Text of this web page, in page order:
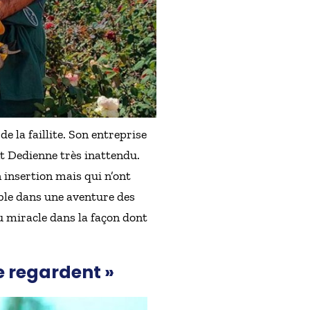
la faillite. Son entreprise
Dedienne très inattendu.
mais qui n’ont
dans une aventure des
dans la façon dont
regardent »